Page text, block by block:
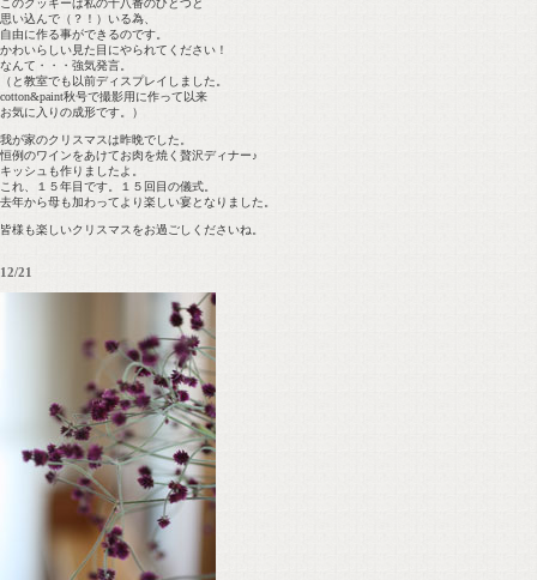
このクッキーは私の十八番のひとつと
思い込んで（？！）いる為、
自由に作る事ができるのです。
かわいらしい見た目にやられてください！
なんて・・・強気発言。
（と教室でも以前ディスプレイしました。
cotton&paint秋号で撮影用に作って以来
お気に入りの成形です。）
我が家のクリスマスは昨晩でした。
恒例のワインをあけてお肉を焼く贅沢ディナー♪
キッシュも作りましたよ。
これ、１５年目です。１５回目の儀式。
去年から母も加わってより楽しい宴となりました。
皆様も楽しいクリスマスをお過ごしくださいね。
12/21